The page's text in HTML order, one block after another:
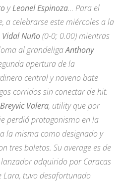
yLeonel Espinoza… Para el
a celebrarse este miércoles a la
Vidal Nuño(0-0; 0.00) mientras
al grandeligaAnthony
apertura de la
central y noveno bate
corridos sin conectar de hit.
Breyvic Valera, utility que por
perdió protagonismo en la
la misma como designado y
tres boletos. Su average es de
lanzador adquirido por Caracas
Lara, tuvo desafortunado